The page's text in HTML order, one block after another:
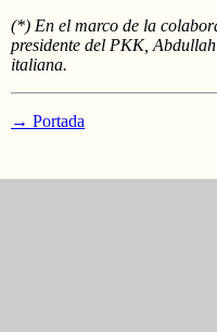
(*) En el marco de la
presidente del PKK,
italiana.
→ Portada